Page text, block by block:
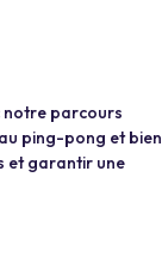
notre parcours
ping-pong et bien
et garantir une